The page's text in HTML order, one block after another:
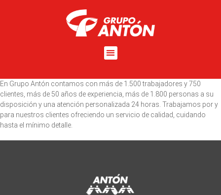
En Grupo Antón contamos con más de 1.500 trabajadores y 750
clientes, más de 50 años de experiencia, más de 1.800 personas a su
disposición y una atención personalizada 24 horas. Trabajamos por y
para nuestros clientes ofreciendo un servicio de calidad, cuidando
hasta el mínimo detalle.